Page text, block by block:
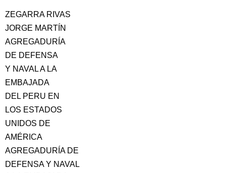
ZEGARRA RIVAS
JORGE MARTÍN
AGREGADURÍA
DE DEFENSA
Y NAVAL A LA
EMBAJADA
DEL PERU EN
LOS ESTADOS
UNIDOS DE
AMÉRICA
AGREGADURÍA DE
DEFENSA Y NAVAL